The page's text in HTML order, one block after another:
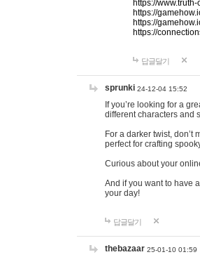
https://
https://
https://
https://
답글달기
sprunki 24-12-04 15:52
If you’re looking for a
different characters and
For a darker twist, don’t
perfect for crafting
Curious about your
And if you want to have
your day!
답글달기
thebazaar 25-01-10 01:59